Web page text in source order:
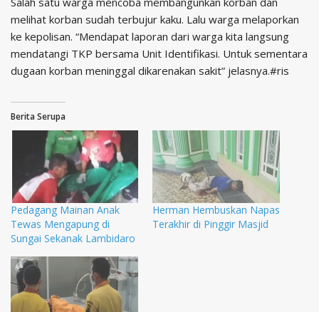
melihat korban sudah terbujur kaku. Lalu warga melaporkan
ke kepolisan. “Mendapat laporan dari warga kita langsung
mendatangi TKP bersama Unit Identifikasi. Untuk sementara
dugaan korban meninggal dikarenakan sakit” jelasnya.#ris
Berita Serupa
Pedagang Mainan Anak
Tewas Mengapung di
Sungai Sekanak Lambidaro
Herman Hembuskan Napas
Terakhir di Pinggir Masjid